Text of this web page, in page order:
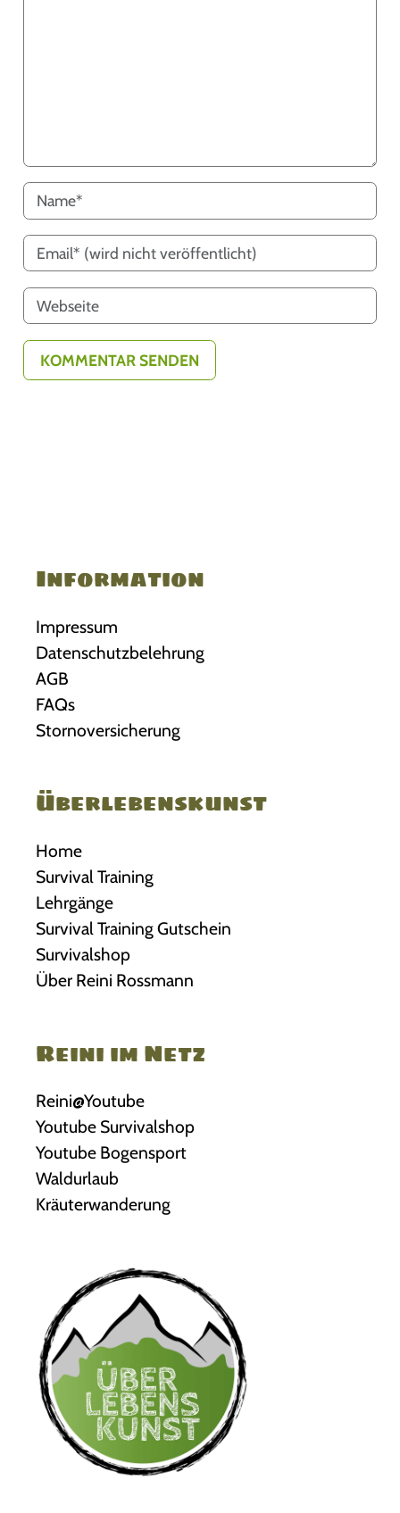
Information
Impressum
Datenschutzbelehrung
AGB
FAQs
Stornoversicherung
Überlebenskunst
Home
Survival Training
Lehrgänge
Survival Training Gutschein
Survivalshop
Über Reini Rossmann
Reini im Netz
Reini@Youtube
Youtube Survivalshop
Youtube Bogensport
Waldurlaub
Kräuterwanderung